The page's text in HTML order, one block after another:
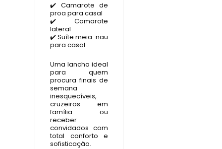
✔️ Camarote de
proa para casal
✔️ Camarote
lateral
✔️ Suíte meia-nau
para casal
Uma lancha ideal
para quem
procura finais de
semana
inesquecíveis,
cruzeiros em
família ou
receber
convidados com
total conforto e
sofisticação.